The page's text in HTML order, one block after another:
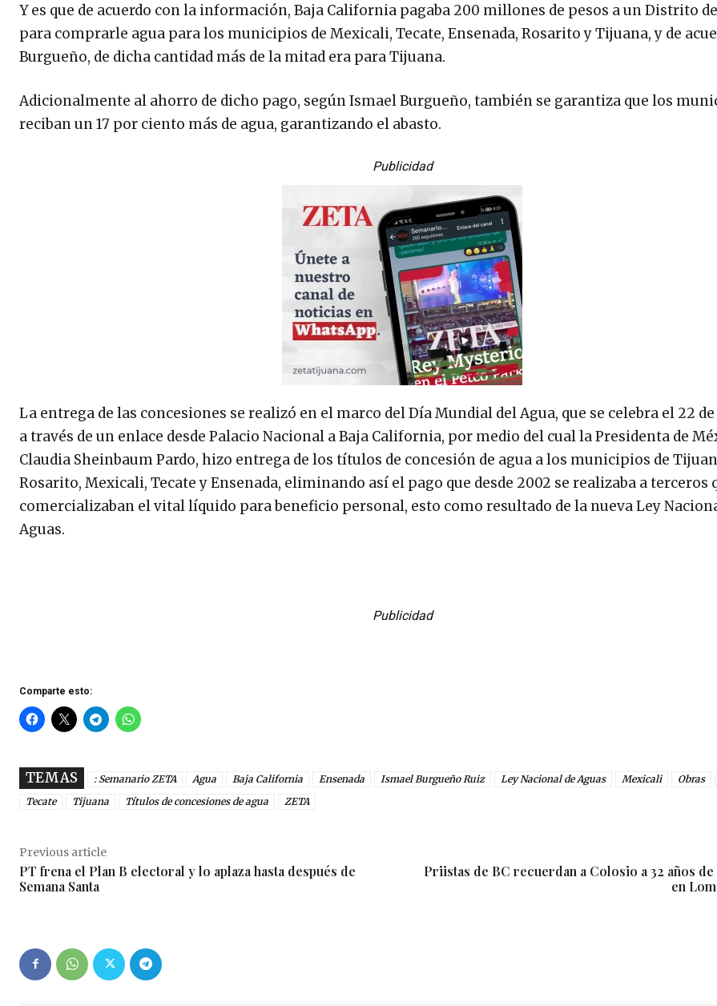
Y es que de acuerdo con la información, Baja California pagaba 200 millones de pesos a un Distrito
para comprarle agua para los municipios de Mexicali, Tecate, Ensenada, Rosarito y Tijuana, y de
Burgueño, de dicha cantidad más de la mitad era para Tijuana.
Adicionalmente al ahorro de dicho pago, según Ismael Burgueño, también se garantiza que los
reciban un 17 por ciento más de agua, garantizando el abasto.
Publicidad
La entrega de las concesiones se realizó en el marco del Día Mundial del Agua, que se celebra el 22
a través de un enlace desde Palacio Nacional a Baja California, por medio del cual la Presidenta de
Claudia Sheinbaum Pardo, hizo entrega de los títulos de concesión de agua a los municipios de
Rosarito, Mexicali, Tecate y Ensenada, eliminando así el pago que desde 2002 se realizaba a terceros
comercializaban el vital líquido para beneficio personal, esto como resultado de la nueva Ley
Aguas.
Publicidad
Comparte esto:
TEMAS : Semanario ZETA Agua Baja California Ensenada Ismael Burgueño Ruiz Ley Nacional de Aguas Mexicali Obras
Tecate
Tijuana Títulos de concesiones de agua ZETA
Previous article
PT frena el Plan B electoral y lo aplaza hasta después de
Semana Santa
Priistas de BC recuerdan a Colosio a 32 años
en